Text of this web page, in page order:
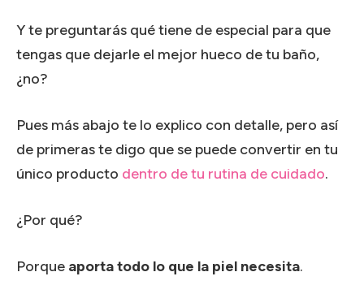
Y te preguntarás qué tiene de especial para que
tengas que dejarle el mejor hueco de tu baño,
¿no?
Pues más abajo te lo explico con detalle, pero así
de primeras te digo que se puede convertir en tu
único producto dentro de tu rutina de cuidado.
¿Por qué?
Porque aporta todo lo que la piel necesita.